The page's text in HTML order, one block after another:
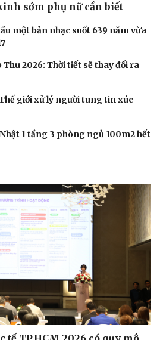
Nhà đẹp
sớm phụ nữ cần biết
một bản nhạc suốt 639 năm vừa
2026: Thời tiết sẽ thay đổi ra
giới xử lý người tung tin xúc
1 tầng 3 phòng ngủ 100m2 hết